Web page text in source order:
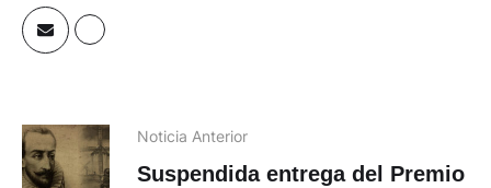
Noticia Anterior
Suspendida entrega del Premio